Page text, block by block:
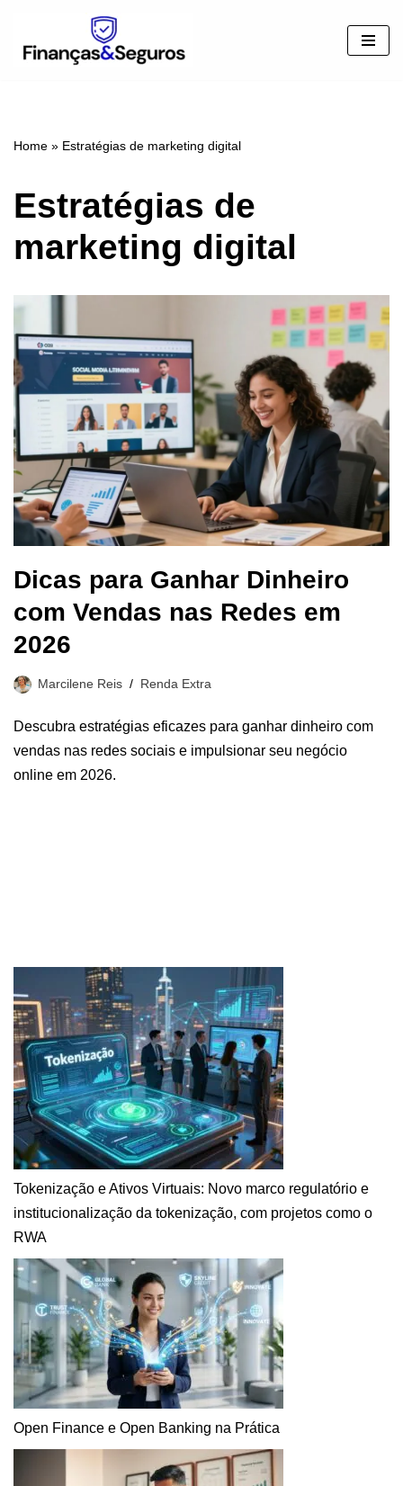
Pular
Home » Estratégias de marketing digital
Estratégias de
marketing digital
Dicas para Ganhar Dinheiro
com Vendas nas Redes em
2026
Marcilene Reis Renda Extra
Descubra estratégias eficazes para ganhar dinheiro com
vendas nas redes sociais e impulsionar seu negócio
online em 2026.
Tokenização e Ativos Virtuais: Novo marco regulatório e
institucionalização da tokenização, com projetos como o
RWA
Open Finance e Open Banking na Prática